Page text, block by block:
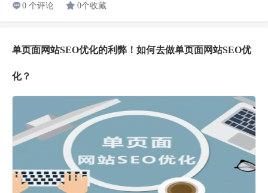
0 个评论
0个收藏
单页面网站SEO优化的利弊！如何去做单页面网站SEO优
化？